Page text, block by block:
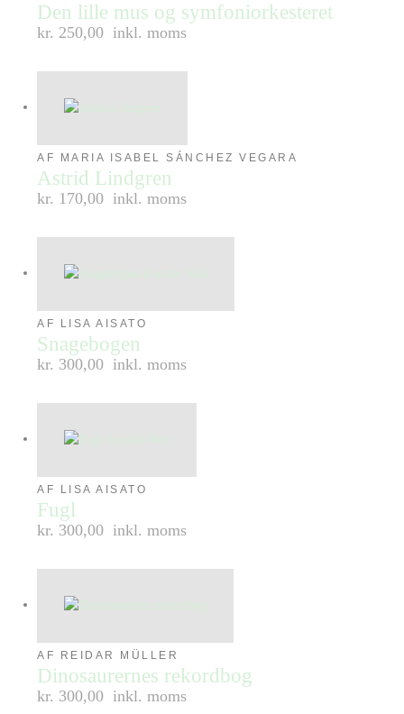
Den lille mus og symfoniorkesteret
kr. 250,00 inkl. moms
AF MARIA ISABEL SÁNCHEZ VEGARA
Astrid Lindgren
kr. 170,00 inkl. moms
AF LISA AISATO
Snagebogen
kr. 300,00 inkl. moms
AF LISA AISATO
Fugl
kr. 300,00 inkl. moms
AF REIDAR MÜLLER
Dinosaurernes rekordbog
kr. 300,00 inkl. moms